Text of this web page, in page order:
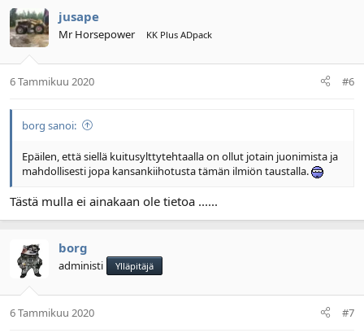
jusape
Mr Horsepower KK Plus ADpack
6 Tammikuu 2020 #6
borg sanoi:
Epäilen, että siellä kuitusylttytehtaalla on ollut jotain juonimista ja
mahdollisesti jopa kansankiihotusta tämän ilmiön taustalla.
Tästä mulla ei ainakaan ole tietoa ......
borg
administi Ylläpitäjä
6 Tammikuu 2020 #7